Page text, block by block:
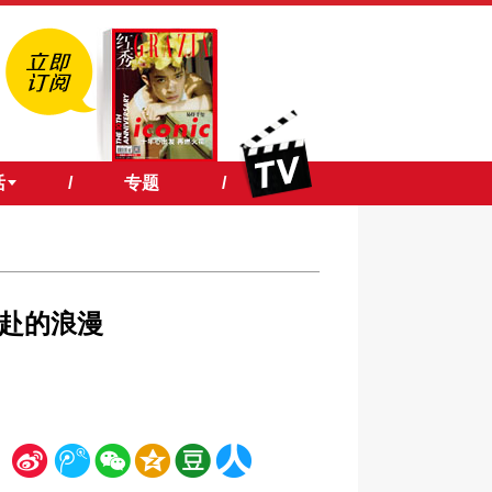
/ 专题 /
的浪漫
新 腾 微 空 豆